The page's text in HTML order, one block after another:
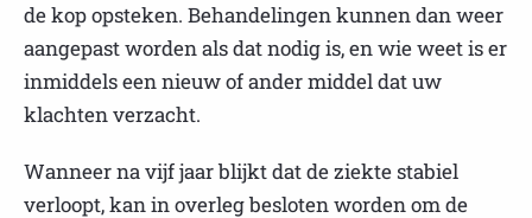
de kop opsteken. Behandelingen kunnen dan weer
aangepast worden als dat nodig is, en wie weet is er
inmiddels een nieuw of ander middel dat uw
klachten verzacht.
Wanneer na vijf jaar blijkt dat de ziekte stabiel
verloopt, kan in overleg besloten worden om de